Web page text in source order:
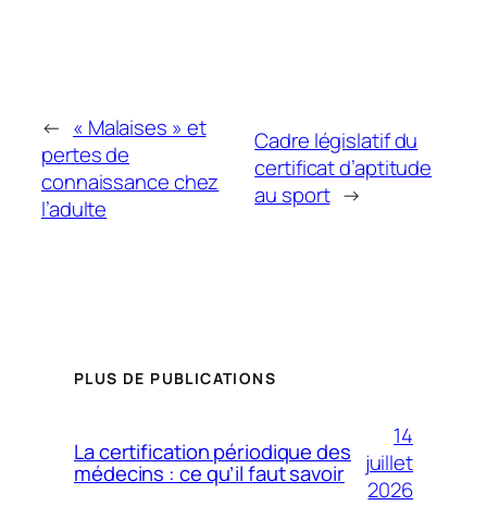
← « Malaises » et
pertes de
connaissance chez
l’adulte
Cadre législatif du
certificat d’aptitude
au sport →
PLUS DE PUBLICATIONS
La certification périodique des
médecins : ce qu’il faut savoir
14
juillet
2026